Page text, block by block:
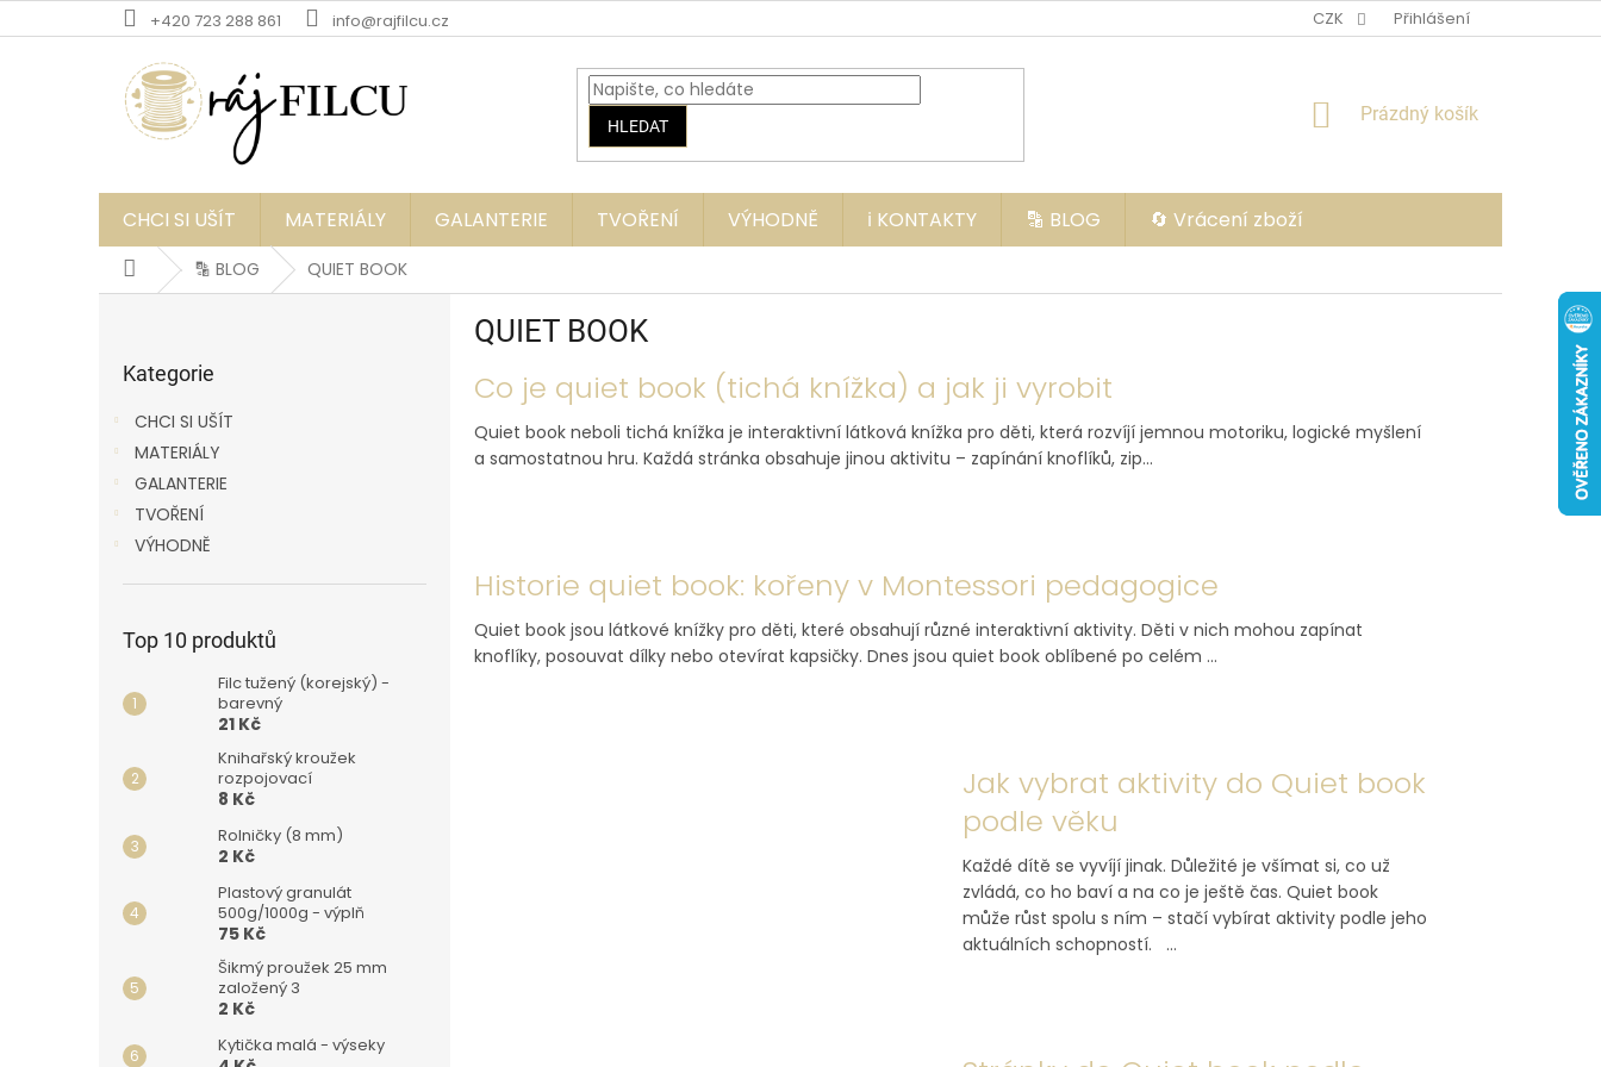
na
+420 723 288 861 info@rajfilcu.cz CZK Přihlášení
HLEDAT
NÁKUPNÍ
Prázdný košík
CHCI SI UŠÍT MATERIÁLY GALANTERIE TVOŘENÍ VÝHODNĚ ℹ️ KONTAKTY 🔡 BLOG 🔄 Vrácení zboží
Domů🔡 BLOG QUIET BOOK
kategorie
Kategorie
CHCI SI UŠÍT
MATERIÁLY
GALANTERIE
TVOŘENÍ
VÝHODNĚ
Top 10 produktů
Filc tužený (korejský) -
barevný
21 Kč
Knihařský kroužek
rozpojovací
8 Kč
Rolničky (8 mm)
2 Kč
Plastový granulát
500g/1000g - výplň
75 Kč
Šikmý proužek 25 mm
založený 3
2 Kč
Kytička malá - výseky
QUIET BOOK
V
ý
p
i
n
ů
Co je quiet book (tichá knížka) a jak ji vyrobit
Quiet book neboli tichá knížka je interaktivní látková knížka pro děti, která rozvíjí jemnou motoriku, logické myšlení
a samostatnou hru. Každá stránka obsahuje jinou aktivitu – zapínání knoflíků, zip...
Historie quiet book: kořeny v Montessori pedagogice
Quiet book jsou látkové knížky pro děti, které obsahují různé interaktivní aktivity. Děti v nich mohou zapínat
knoflíky, posouvat dílky nebo otevírat kapsičky. Dnes jsou quiet book oblíbené po celém ...
Jak vybrat aktivity do Quiet book
podle věku
Každé dítě se vyvíjí jinak. Důležité je všímat si, co už
zvládá, co ho baví a na co je ještě čas. Quiet book
může růst spolu s ním – stačí vybírat aktivity podle jeho
aktuálních schopností. ...